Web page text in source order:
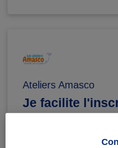
Ateliers Amasco
Je facilite
enfants en